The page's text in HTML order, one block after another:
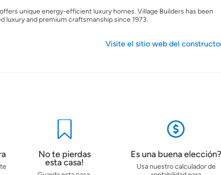
unique energy-efficient luxury homes. Village Builders has been
luxury and premium craftsmanship since 1973.
Visite el sitio web del
No te pierdas
esta casa!
Es una buena elección?
Usa nuestro calculador de